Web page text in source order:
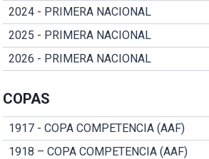
2024 - PRIMERA NACIONAL
2025 - PRIMERA NACIONAL
2026 - PRIMERA NACIONAL
COPAS
1917 - COPA COMPETENCIA (AAF)
1918 – COPA COMPETENCIA (AAF)